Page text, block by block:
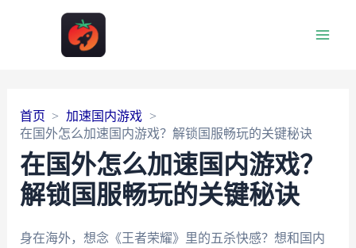
首页
加速国内游戏
在国外怎么加速国内游戏？解锁国服畅玩的关键秘诀
在国外怎么加速国内游戏？
解锁国服畅玩的关键秘诀
身在海外，想念《王者荣耀》里的五杀快感？想和国内